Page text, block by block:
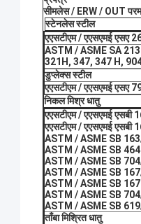
सीमलेस / ERW / OUT
स्टेनलेस स्टील
एएसटीएम / एएसएमई एसए
ASTM / ASME SA
321H, 347, 347 H,
डुप्लेक्स स्टील
एएसटीएम / एएसएमई एसए
निकल मिश्र धातु
एएसटीएम / एएसएमई
एएसटीएम / एएसएमई
ASTM / ASME SB
ASTM / ASME SB
ASTM / ASME SB
ASTM / ASME SB
ASTM / ASME SB
ASTM / ASME SB
ASTM / ASME SB
ताँबा मिश्रित धातु